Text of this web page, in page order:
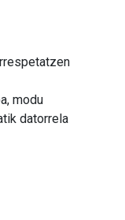
modu
datorrela